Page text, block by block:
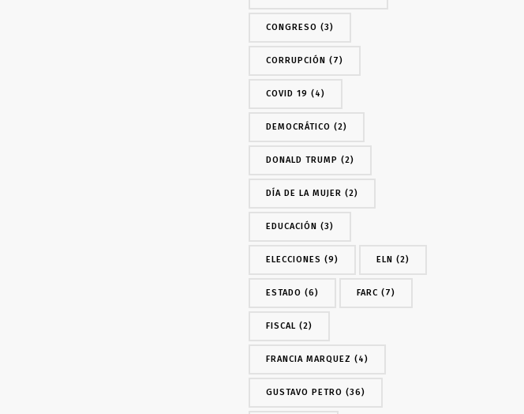
CONGRESO (3)
CORRUPCIÓN (7)
COVID 19 (4)
DEMOCRÁTICO (2)
DONALD TRUMP (2)
DÍA DE LA MUJER (2)
EDUCACIÓN (3)
ELECCIONES (9) ELN (2)
ESTADO (6) FARC (7)
FISCAL(2)
FRANCIA MARQUEZ (4)
GUSTAVO PETRO (36)